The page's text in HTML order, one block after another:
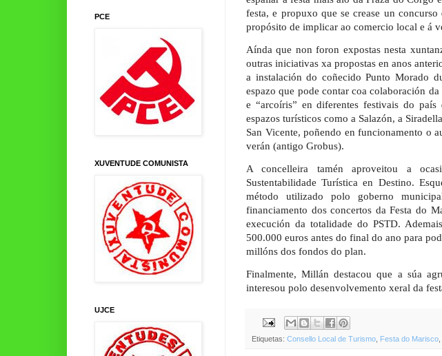
festa, e propuxo que se crease un
propósito de implicar ao comercio local e á
Aínda que non foron expostas nesta
outras iniciativas xa propostas en anos
a instalación do coñecido Punto Morado
espazo que pode contar coa colaboración
e “arcoíris” en diferentes festivais do
espazos turísticos como a Salazón, a
San Vicente, poñendo en funcionamento o
verán (antigo Grobus).
A concelleira tamén aproveitou a
Sustentabilidade Turística en Destino.
método utilizado polo goberno
financiamento dos concertos da Festa do
execución da totalidade do PSTD.
500.000 euros antes do final do ano para
millóns dos fondos do plan.
Finalmente, Millán destacou que a súa
interesou polo desenvolvemento xeral da
Etiquetas: Consello Local de Turismo Festa do Marisco
PCE
XUVENTUDE COMUNISTA
UJCE